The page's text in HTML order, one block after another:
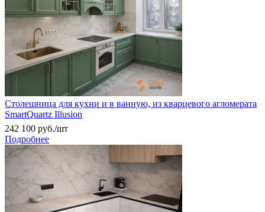
Столешница для кухни и в ванную, из кварцевого агломерата
SmartQuartz Illusion
242 100 руб./шт
Подробнее